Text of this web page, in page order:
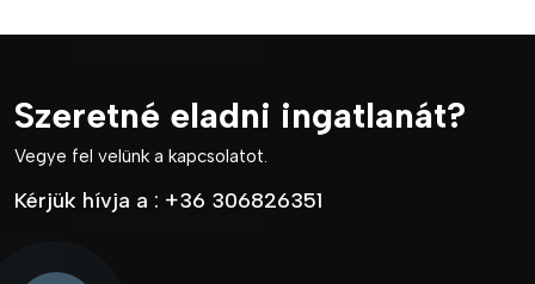
Szeretné eladni ingatlanát?
Vegye fel velünk a kapcsolatot.
Kérjük hívja a : +36 306826351